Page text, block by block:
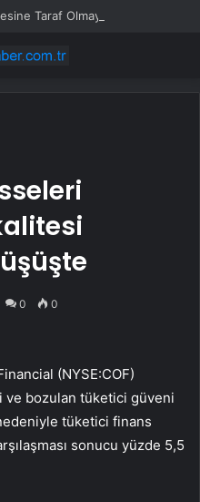
0 0
(NYSE:COF)
bozulan tüketici güveni
tüketici finans
sonucu yüzde 5,5